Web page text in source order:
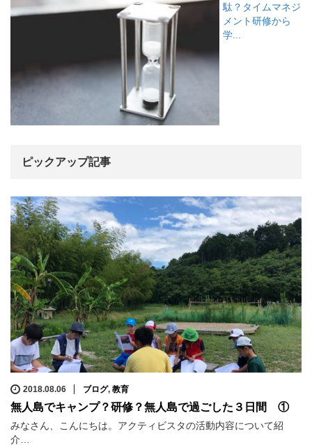
駄？タイムマネジ
メント研修から
学...
ピックアップ記事
2018.08.06 ブログ, 教育
無人島でキャンプ？研修？無人島で過ごした３日間 ①
みなさん、こんにちは。アクティビスタの活動内容について紹
介…